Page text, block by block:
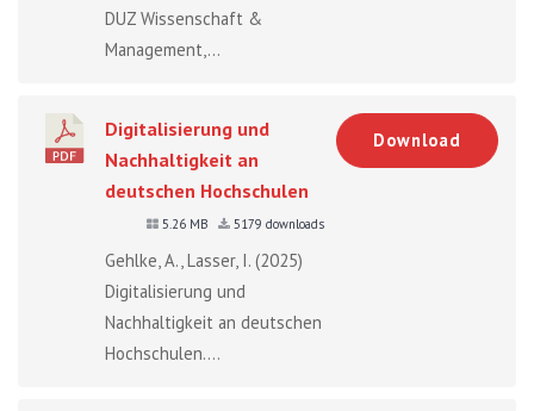
DUZ Wissenschaft &
Management,...
Digitalisierung und
Nachhaltigkeit an
deutschen Hochschulen
5.26 MB 5179 downloads
Gehlke, A., Lasser, I. (2025)
Digitalisierung und
Nachhaltigkeit an deutschen
Hochschulen....
Download